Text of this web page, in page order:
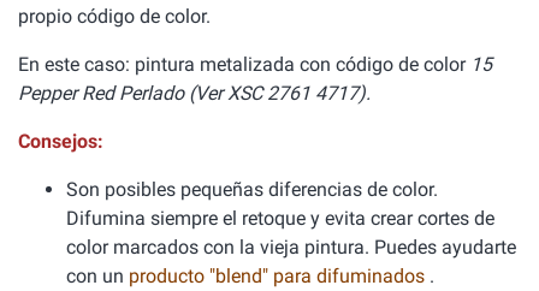
propio código de color.
En este caso: pintura metalizada con código de color 15
Pepper Red Perlado (Ver XSC 2761 4717).
Consejos:
Son posibles pequeñas diferencias de color.
Difumina siempre el retoque y evita crear cortes de
color marcados con la vieja pintura. Puedes ayudarte
con un producto "blend" para difuminados .